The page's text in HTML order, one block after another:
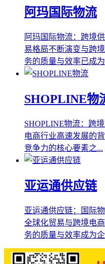
阿玛国际物流
阿玛国际物流：跨境
易格局不断演变与跨
务的质量与效率已成
SHOPLINE物
SHOPLINE物流：跨
电商行业高速发展的
竞争力的核心要素之...
亚运通供应链
亚运通供应链：国际
全球化贸易与跨境电
务的质量与效率成为